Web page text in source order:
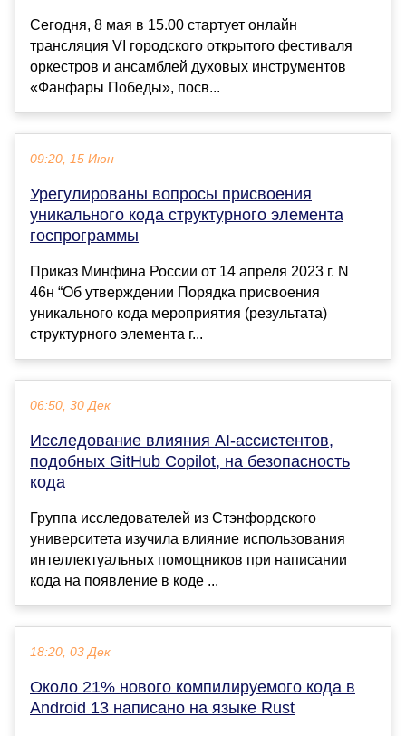
Сегодня, 8 мая в 15.00 стартует онлайн
трансляция VI городского открытого фестиваля
оркестров и ансамблей духовых инструментов
«Фанфары Победы», посв...
09:20, 15 Июн
Урегулированы вопросы присвоения
уникального кода структурного элемента
госпрограммы
Приказ Минфина России от 14 апреля 2023 г. N
46н “Об утверждении Порядка присвоения
уникального кода мероприятия (результата)
структурного элемента г...
06:50, 30 Дек
Исследование влияния AI-ассистентов,
подобных GitHub Copilot, на безопасность
кода
Группа исследователей из Стэнфордского
университета изучила влияние использования
интеллектуальных помощников при написании
кода на появление в коде ...
18:20, 03 Дек
Около 21% нового компилируемого кода в
Android 13 написано на языке Rust